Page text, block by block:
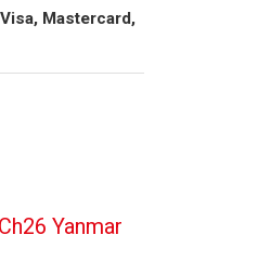
Mastercard,
Yanmar